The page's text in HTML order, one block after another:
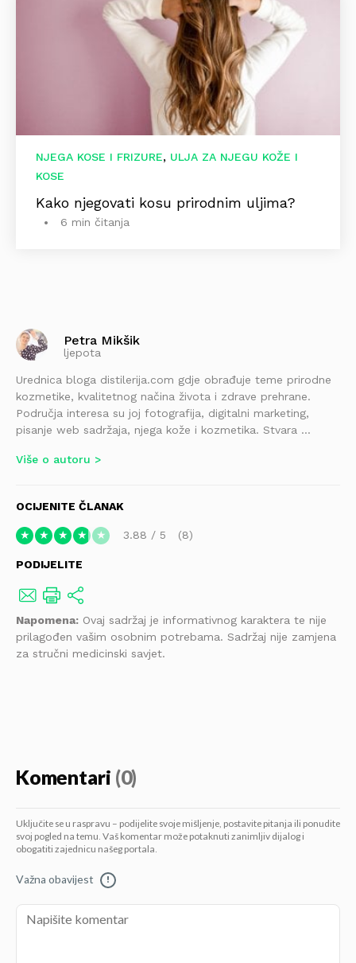
NJEGA KOSE I FRIZURE, ULJA ZA NJEGU KOŽE I
KOSE
Kako njegovati kosu prirodnim uljima?
6 min čitanja
Petra Mikšik
ljepota
Urednica bloga distilerija.com gdje obrađuje teme prirodne
kozmetike, kvalitetnog načina života i zdrave prehrane.
Područja interesa su joj fotografija, digitalni marketing,
pisanje web sadržaja, njega kože i kozmetika. Stvara ...
Više o autoru
OCIJENITE ČLANAK
★ ★ ★ ★ ★ 3.88 / 5 8
PODIJELITE
Napomena: Ovaj sadržaj je informativnog karaktera te nije
prilagođen vašim osobnim potrebama. Sadržaj nije zamjena
za stručni medicinski savjet.
Komentari (0)
Uključite se u raspravu – podijelite svoje mišljenje, postavite pitanja ili ponudite
svoj pogled na temu. Vaš komentar može potaknuti zanimljiv dijalog i
obogatiti zajednicu našeg portala.
Važna obavijest !